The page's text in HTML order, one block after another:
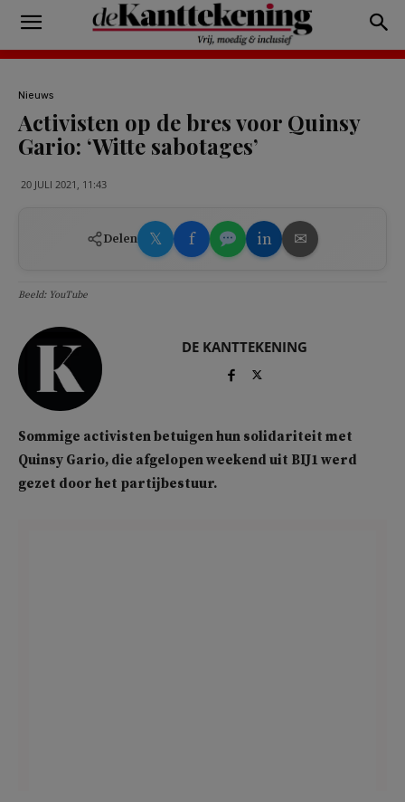
Nieuws
Activisten op de bres voor Quinsy
Gario: ‘Witte sabotages’
20 JULI 2021, 11:43
Delen 𝕏 f in ✉
Beeld: YouTube
DE KANTTEKENING
Sommige activisten betuigen hun solidariteit met
Quinsy Gario, die afgelopen weekend uit BIJ1 werd
gezet door het partijbestuur.